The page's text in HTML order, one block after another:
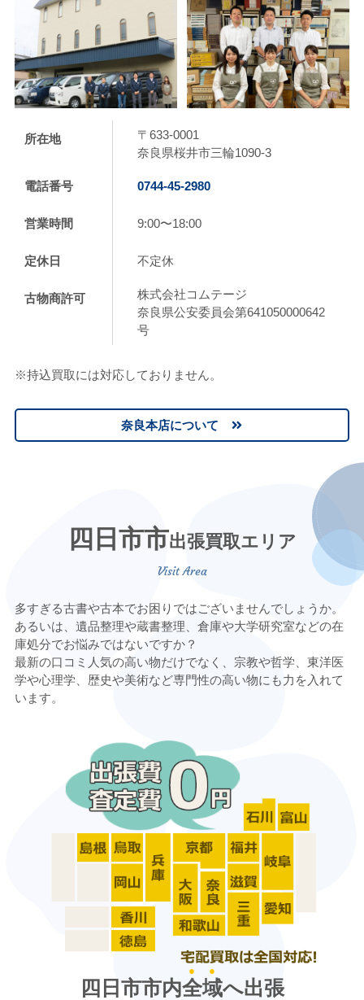
所在地
〒633-0001
奈良県桜井市三輪1090-3
電話番号 0744-45-2980
営業時間 9:00〜18:00
定休日 不定休
古物商許可
株式会社コムテージ
奈良県公安委員会第641050000642
号
※持込買取には対応しておりません。
奈良本店について
四日市市出張買取エリア
多すぎる古書や古本でお困りではございませんでしょうか。
あるいは、遺品整理や蔵書整理、倉庫や大学研究室などの在
庫処分でお悩みではないですか？
最新の口コミ人気の高い物だけでなく、宗教や哲学、東洋医
学や心理学、歴史や美術など専門性の高い物にも力を入れて
います。
四日市市内全域へ出張